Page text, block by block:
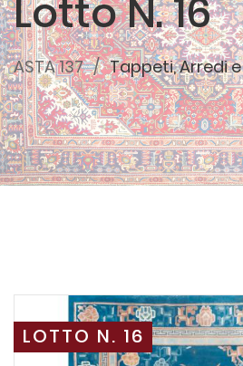
Lotto N. 16
ASTA 137 Tappeti, Arredi
LOTTO N. 16